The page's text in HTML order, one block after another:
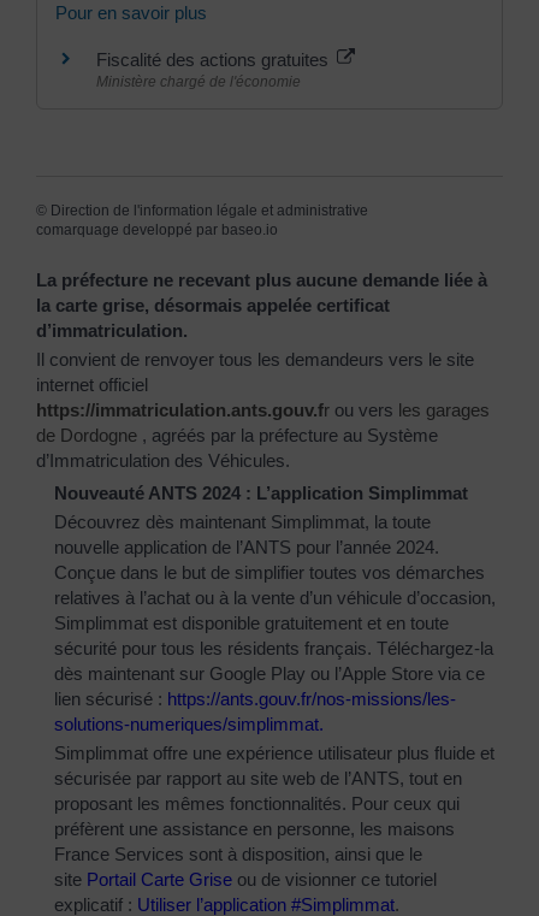
Pour en savoir plus
Fiscalité des actions gratuites
Ministère chargé de l'économie
© Direction de l'information légale et administrative
comarquage developpé par baseo.io
La préfecture ne recevant plus aucune demande liée à
la carte grise, désormais appelée certificat
d’immatriculation.
Il convient de renvoyer tous les demandeurs vers le site
internet officiel
https://immatriculation.ants.gouv.fr ou vers les garages
de Dordogne , agréés par la préfecture au Système
d’Immatriculation des Véhicules.
Nouveauté ANTS 2024 : L’application Simplimmat
Découvrez dès maintenant Simplimmat, la toute
nouvelle application de l’ANTS pour l’année 2024.
Conçue dans le but de simplifier toutes vos démarches
relatives à l’achat ou à la vente d’un véhicule d’occasion,
Simplimmat est disponible gratuitement et en toute
sécurité pour tous les résidents français. Téléchargez-la
dès maintenant sur Google Play ou l’Apple Store via ce
lien sécurisé : https://ants.gouv.fr/nos-missions/les-
solutions-numeriques/simplimmat.
Simplimmat offre une expérience utilisateur plus fluide et
sécurisée par rapport au site web de l’ANTS, tout en
proposant les mêmes fonctionnalités. Pour ceux qui
préfèrent une assistance en personne, les maisons
France Services sont à disposition, ainsi que le
site Portail Carte Grise ou de visionner ce tutoriel
explicatif : Utiliser l’application #Simplimmat.